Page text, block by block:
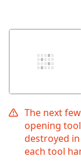
The next
opening
destroyed
each tool